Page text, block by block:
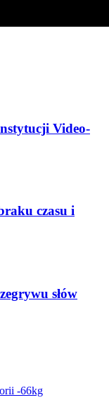
Video-
czasu i
słów